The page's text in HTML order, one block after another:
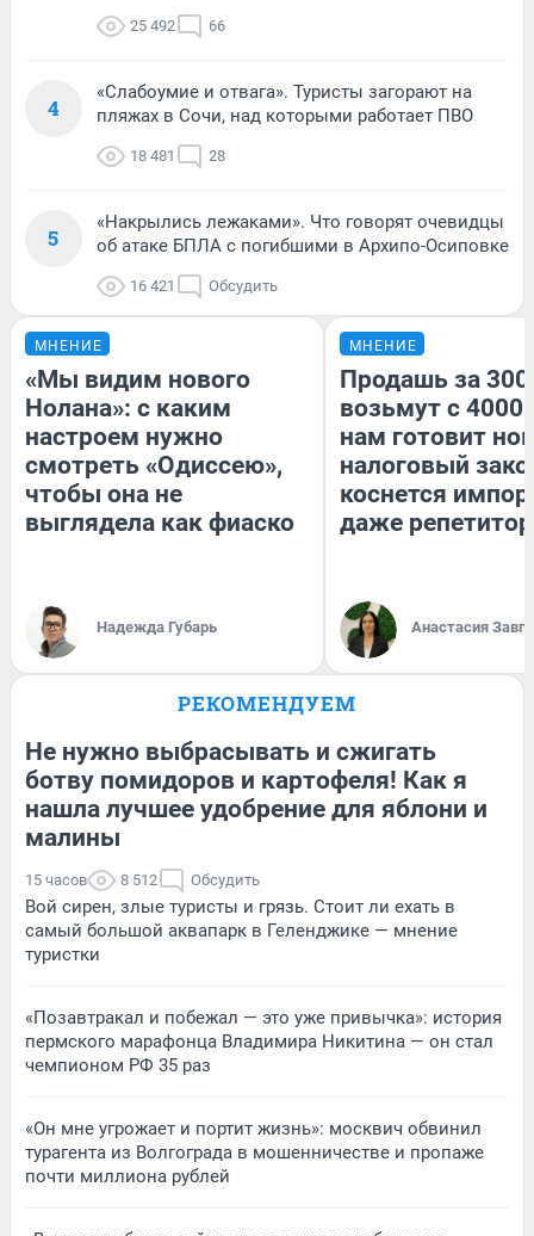
25 492 66
4
«Слабоумие и отвага». Туристы загорают на
пляжах в Сочи, над которыми работает ПВО
18 481 28
5
«Накрылись лежаками». Что говорят очевидцы
об атаке БПЛА с погибшими в Архипо-Осиповке
16 421 Обсудить
МНЕНИЕ
«Мы видим нового
Нолана»: с каким
настроем нужно
смотреть «Одиссею»,
чтобы она не
выглядела как фиаско
Надежда Губарь
МНЕНИЕ
Продашь за
возьмут с
нам готовит
налоговый
коснется
даже
Анастасия
РЕКОМЕНДУЕМ
Не нужно выбрасывать и сжигать
ботву помидоров и картофеля! Как я
нашла лучшее удобрение для яблони и
малины
15 часов 8 512 Обсудить
Вой сирен, злые туристы и грязь. Стоит ли ехать в
самый большой аквапарк в Геленджике — мнение
туристки
«Позавтракал и побежал — это уже привычка»: история
пермского марафонца Владимира Никитина — он стал
чемпионом РФ 35 раз
«Он мне угрожает и портит жизнь»: москвич обвинил
турагента из Волгограда в мошенничестве и пропаже
почти миллиона рублей